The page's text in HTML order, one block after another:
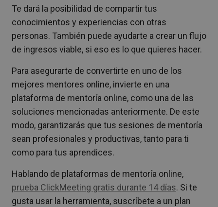
Te dará la posibilidad de compartir tus
conocimientos y experiencias con otras
personas. También puede ayudarte a crear un flujo
de ingresos viable, si eso es lo que quieres hacer.
Para asegurarte de convertirte en uno de los
mejores mentores online, invierte en una
plataforma de mentoría online, como una de las
soluciones mencionadas anteriormente. De este
modo, garantizarás que tus sesiones de mentoría
sean profesionales y productivas, tanto para ti
como para tus aprendices.
Hablando de plataformas de mentoría online,
prueba ClickMeeting gratis durante 14 días. Si te
gusta usar la herramienta, suscríbete a un plan